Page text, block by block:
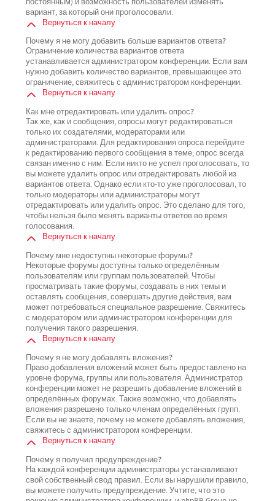
вариант, за который они проголосовали.
Вернуться к началу
Почему я не могу добавить больше вариантов ответа?
Ограничение количества вариантов ответа
устанавливается администратором конференции. Если вам
нужно добавить количество вариантов, превышающее это
ограничение, свяжитесь с администратором конференции.
Вернуться к началу
Как мне отредактировать или удалить опрос?
Так же, как и сообщения, опросы могут редактироваться
только их создателями, модераторами или
администраторами. Для редактирования опроса перейдите
к редактированию первого сообщения в теме; опрос всегда
связан именно с ним. Если никто не успел проголосовать, то
вы можете удалить опрос или отредактировать любой из
вариантов ответа. Однако если кто-то уже проголосовал, то
только модераторы или администраторы могут
отредактировать или удалить опрос. Это сделано для того,
чтобы нельзя было менять варианты ответов во время
голосования.
Вернуться к началу
Почему мне недоступны некоторые форумы?
Некоторые форумы доступны только определённым
пользователям или группам пользователей. Чтобы
просматривать такие форумы, создавать в них темы и
оставлять сообщения, совершать другие действия, вам
может потребоваться специальное разрешение. Свяжитесь
с модератором или администратором конференции для
получения такого разрешения.
Вернуться к началу
Почему я не могу добавлять вложения?
Право добавления вложений может быть предоставлено на
уровне форума, группы или пользователя. Администратор
конференции может не разрешить добавление вложений в
определённых форумах. Также возможно, что добавлять
вложения разрешено только членам определённых групп.
Если вы не знаете, почему не можете добавлять вложения,
свяжитесь с администратором конференции.
Вернуться к началу
Почему я получил предупреждение?
На каждой конференции администраторы устанавливают
свой собственный свод правил. Если вы нарушили правило,
вы можете получить предупреждение. Учтите, что это